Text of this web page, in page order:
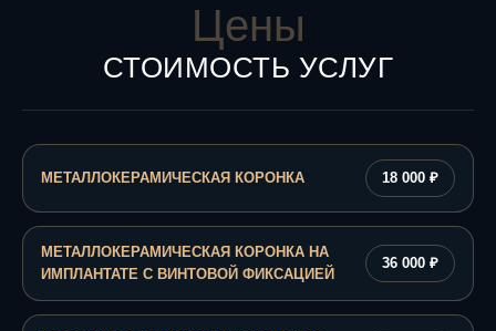
СТОИМОСТЬ УСЛУГ
Цены
МЕТАЛЛОКЕРАМИЧЕСКАЯ КОРОНКА 18 000 ₽
МЕТАЛЛОКЕРАМИЧЕСКАЯ КОРОНКА НА
ИМПЛАНТАТЕ С ВИНТОВОЙ ФИКСАЦИЕЙ
36 000 ₽